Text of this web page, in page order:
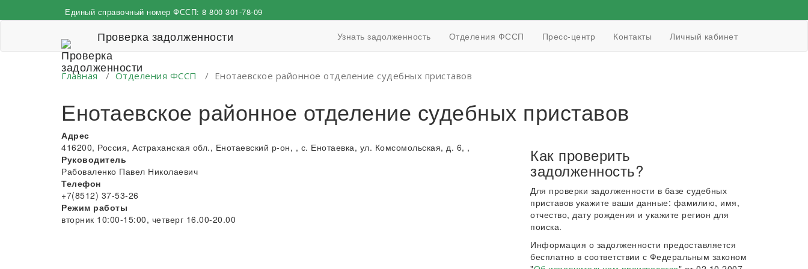
к
Единый справочный номер ФССП: 8 800 301-78-09
Проверка задолженности Узнать задолженность Отделения ФССП Пресс-центр Контакты Личный кабинет
Главная / Отделения ФССП / Енотаевское районное отделение судебных приставов
Енотаевское районное отделение судебных приставов
Адрес
416200, Россия, Астраханская обл., Енотаевский р-он, , с. Енотаевка, ул. Комсомольская, д. 6, ,
Руководитель
Рабоваленко Павел Николаевич
Телефон
+7(8512) 37-53-26
Режим работы
вторник 10:00-15:00, четверг 16.00-20.00
Как проверить
задолженность?
Для проверки задолженности в базе судебных
приставов укажите ваши данные: фамилию, имя,
отчество, дату рождения и укажите регион для
поиска.
Информация о задолженности предоставляется
бесплатно в соответствии с Федеральным законом